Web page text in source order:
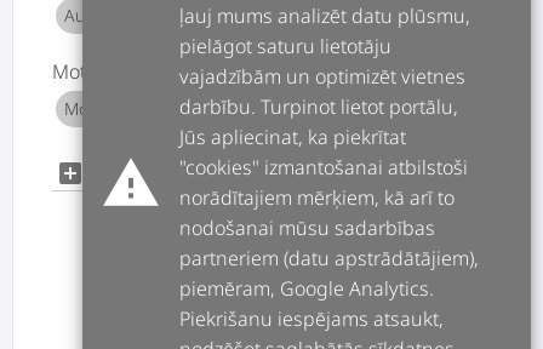
Automobiļa remonts add
Moto transporta mehāniķis
Motociklu remonts add Motociklu pārbaude add
add_box add
ATPAKAĻ TĀLĀK
warning
ļauj mums analizēt datu plūsmu,
pielāgot saturu lietotāju
vajadzībām un optimizēt vietnes
darbību. Turpinot lietot portālu,
Jūs apliecinat, ka piekrītat
"cookies" izmantošanai atbilstoši
norādītajiem mērķiem, kā arī to
nodošanai mūsu sadarbības
partneriem (datu apstrādātājiem),
piemēram, Google Analytics.
Piekrišanu iespējams atsaukt,